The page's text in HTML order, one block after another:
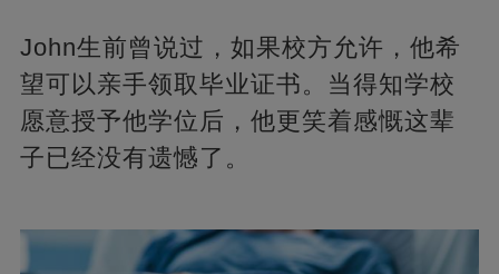
John生前曾说过，如果校方允许，他希
望可以亲手领取毕业证书。当得知学校
愿意授予他学位后，他更笑着感慨这辈
子已经没有遗憾了。